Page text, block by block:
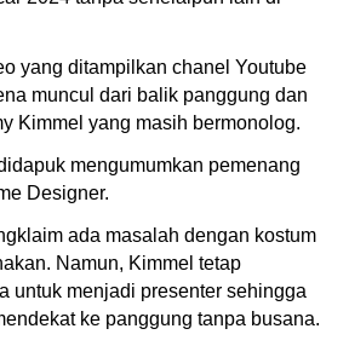
yang ditampilkan chanel Youtube
muncul dari balik panggung dan
Kimmel yang masih bermonolog.
mengumumkan pemenang
Designer.
ada masalah dengan kostum
Namun, Kimmel tetap
untuk menjadi presenter sehingga
ke panggung tanpa busana.